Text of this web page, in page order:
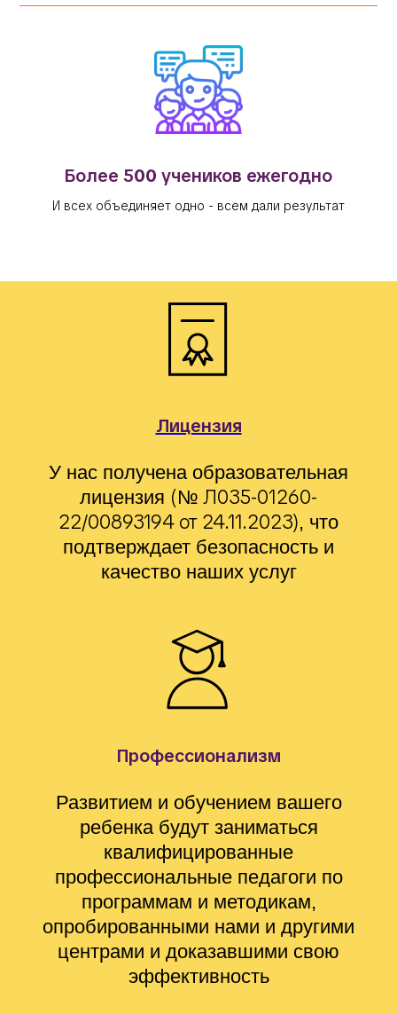
Более 500 учеников ежегодно
И всех объединяет одно - всем дали результат
Лицензия
У нас получена образовательная
лицензия (№ Л035-01260-
22/00893194 от 24.11.2023), что
подтверждает безопасность и
качество наших услуг
Профессионализм
Развитием и обучением вашего
ребенка будут заниматься
квалифицированные
профессиональные педагоги по
программам и методикам,
опробированными нами и другими
центрами и доказавшими свою
эффективность